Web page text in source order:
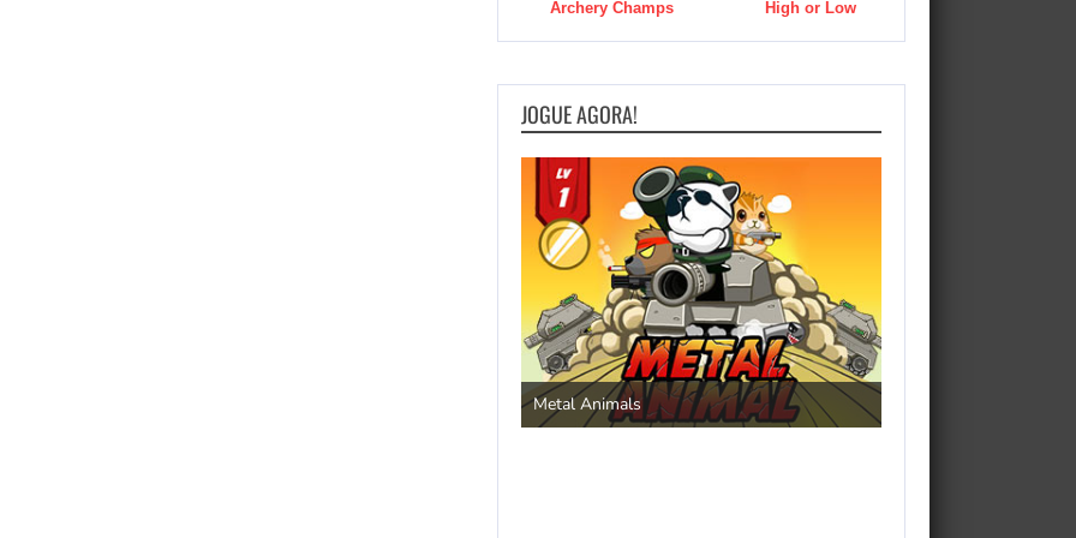
Archery Champs High or Low
JOGUE AGORA!
Metal Animals